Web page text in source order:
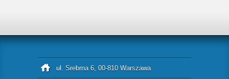
ul. Srebrna 6, 00-810 Warszawa